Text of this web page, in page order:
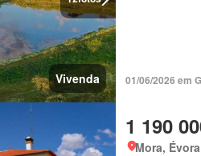
Vivenda 01/06/2026 em
1 190
Mora, Évora